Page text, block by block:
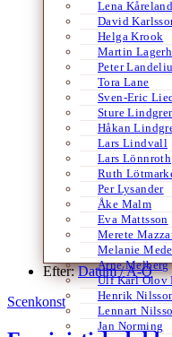
Lena Kåreland
David
Helga Krook
Martin
Peter
Tora Lane
Sven-Eric
Sture
Håkan
Lars Lindvall
Lars Lönnroth
Ruth
Per Lysander
Åke Malm
Eva Mattsson
Merete
Melanie
Arne Melberg
Ulf Karl Olov
Henrik
Lennart
Jan Norming
Efter:Datum /A-Ö
Scenkonst